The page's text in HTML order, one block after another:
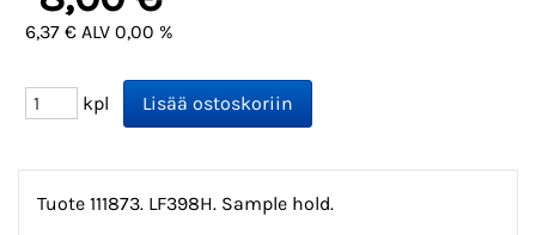
6,37 € ALV 0,00 %
kpl
Tuote 111873. LF398H. Sample hold.